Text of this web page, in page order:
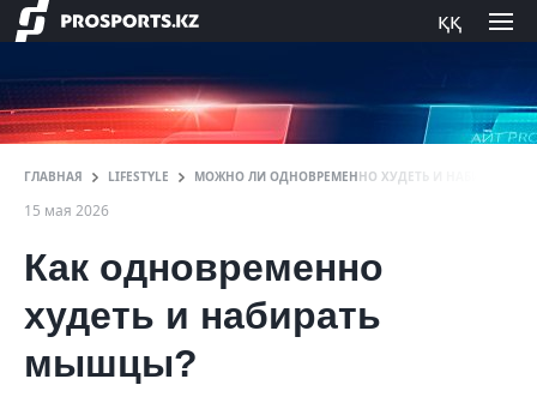
ққ
ГЛАВНАЯ LIFESTYLE МОЖНО ЛИ ОДНОВРЕМЕННО ХУДЕТЬ И НАБИРАТЬ
15 мая 2026
Как одновременно
худеть и набирать
мышцы?